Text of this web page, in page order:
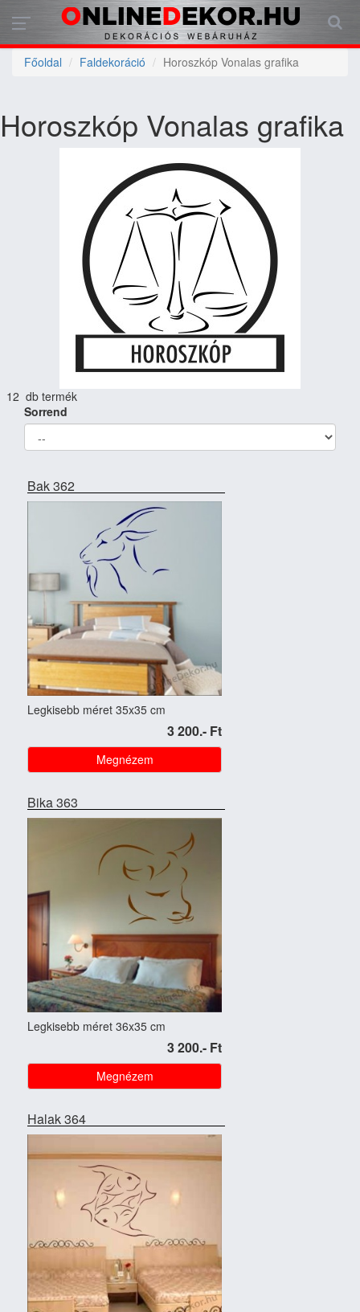
Főoldal Faldekoráció Horoszkóp Vonalas grafika
Horoszkóp Vonalas grafika
12 db termék
Sorrend
Bak 362
Legkisebb méret 35x35 cm
3 200.- Ft
Megnézem
Bika 363
Legkisebb méret 36x35 cm
3 200.- Ft
Megnézem
Halak 364